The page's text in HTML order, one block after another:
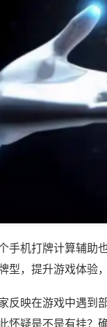
手机打牌计算辅助
型，提升游戏体验
反映在游戏中遇到
怀疑是不是有挂？